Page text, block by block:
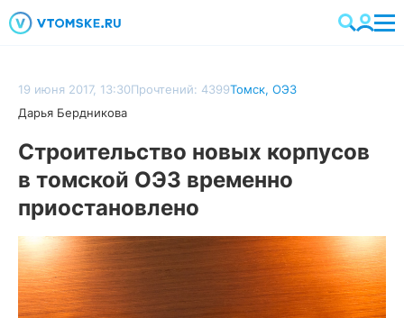
19 июня 2017, 13:30Прочтений: 4399Томск, ОЭЗ
Дарья Бердникова
Строительство новых корпусов
в томской ОЭЗ временно
приостановлено